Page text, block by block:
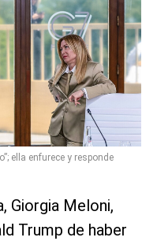
ella enfurece y responde
Giorgia Meloni,
Trump de haber